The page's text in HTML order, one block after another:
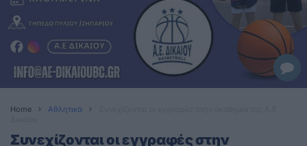
Home Αθλητικά
Συνεχίζονται οι εγγραφές στην